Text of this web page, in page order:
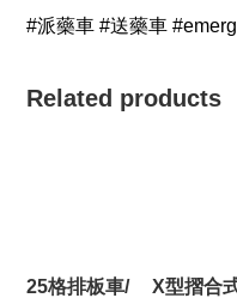
#派藥車 #送藥車
Related products
25格排板車/
X型摺合